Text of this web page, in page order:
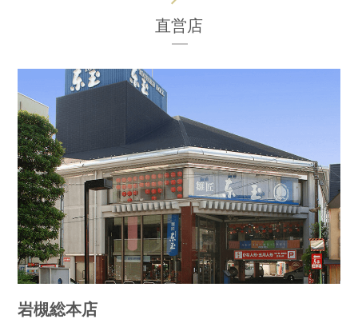
直営店
岩槻総本店